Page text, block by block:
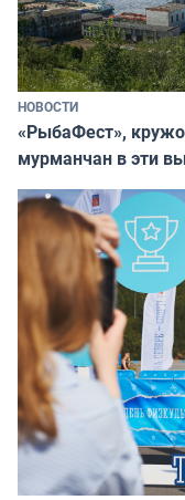
НОВОСТИ
«РыбаФест»,
мурманчан в эти